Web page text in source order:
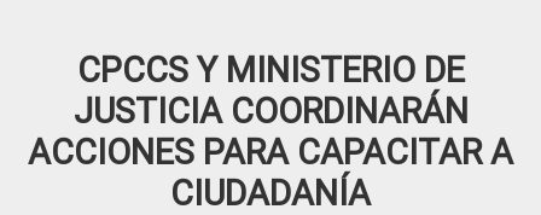
CPCCS Y MINISTERIO DE
JUSTICIA COORDINARÁN
ACCIONES PARA CAPACITAR A
CIUDADANÍA